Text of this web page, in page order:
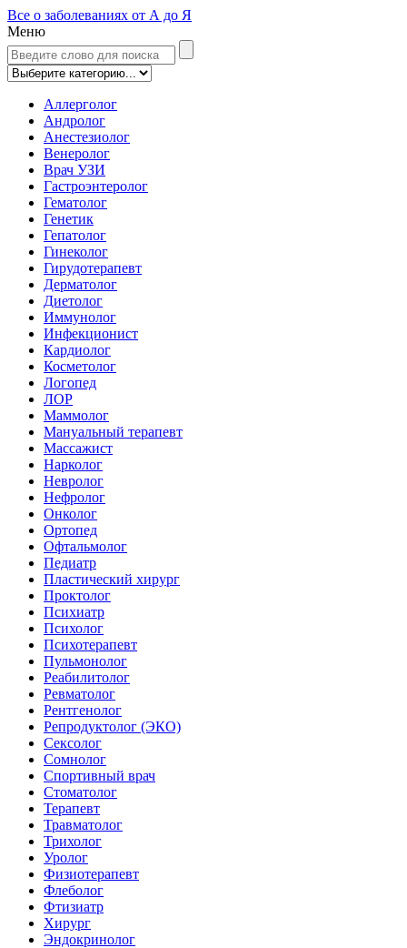
Все о заболеваниях от А до Я
Меню
Аллерголог
Андролог
Анестезиолог
Венеролог
Врач УЗИ
Гастроэнтеролог
Гематолог
Генетик
Гепатолог
Гинеколог
Гирудотерапевт
Дерматолог
Диетолог
Иммунолог
Инфекционист
Кардиолог
Косметолог
Логопед
ЛОР
Маммолог
Мануальный терапевт
Массажист
Нарколог
Невролог
Нефролог
Онколог
Ортопед
Офтальмолог
Педиатр
Пластический хирург
Проктолог
Психиатр
Психолог
Психотерапевт
Пульмонолог
Реабилитолог
Ревматолог
Рентгенолог
Репродуктолог (ЭКО)
Сексолог
Сомнолог
Спортивный врач
Стоматолог
Терапевт
Травматолог
Трихолог
Уролог
Физиотерапевт
Флеболог
Фтизиатр
Хирург
Эндокринолог